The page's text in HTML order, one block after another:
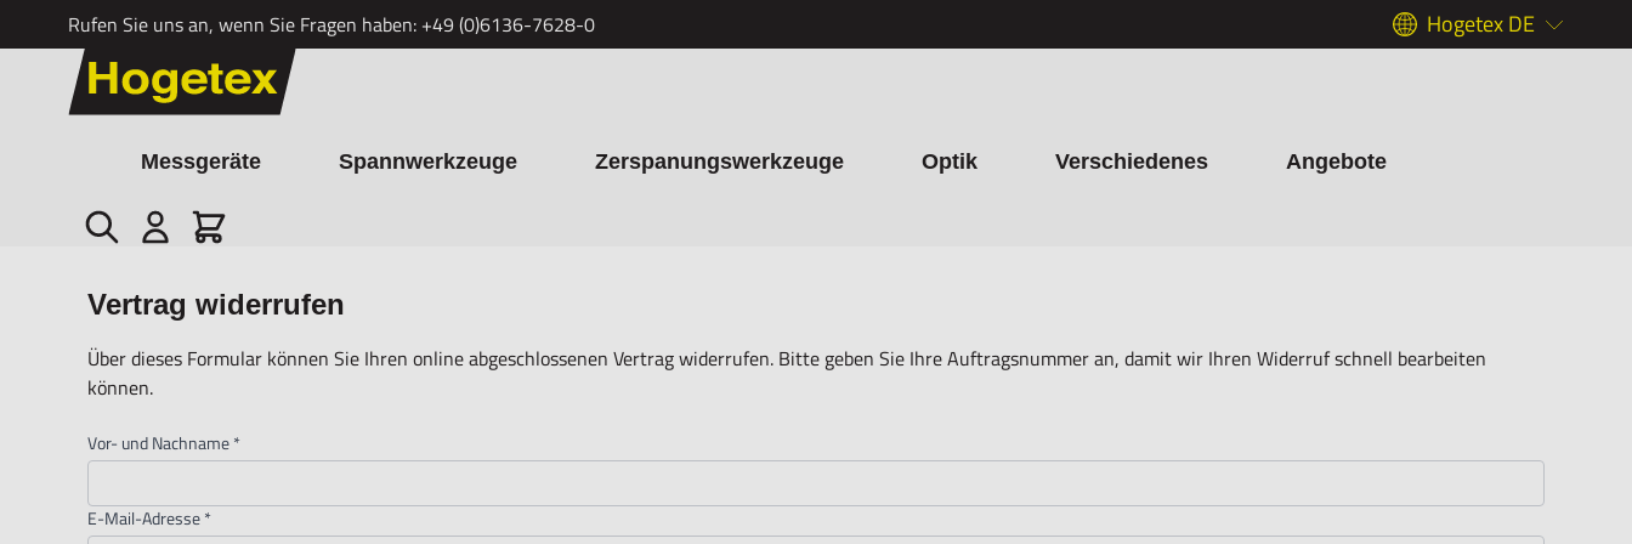
Rufen Sie uns an, wenn Sie Fragen haben: +49 (0)6136-7628-0 Hogetex DE
Zum Inhalt springen
Messgeräte Spannwerkzeuge Zerspanungswerkzeuge Optik Verschiedenes Angebote
Suche Cart
Vertrag widerrufen
Über dieses Formular können Sie Ihren online abgeschlossenen Vertrag widerrufen. Bitte geben Sie Ihre Auftragsnummer an, damit wir Ihren Widerruf schnell bearbeiten
können.
Vor- und Nachname*
E-Mail-Adresse*